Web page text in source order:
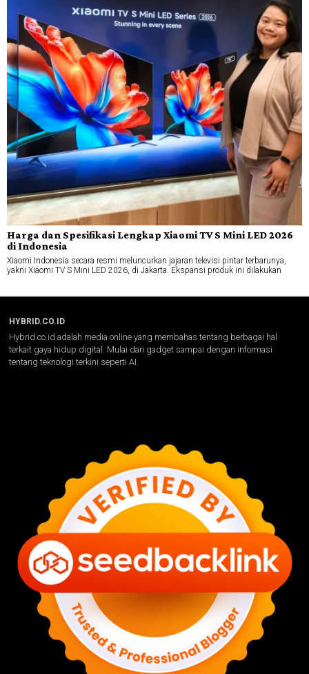
Harga dan Spesifikasi Lengkap Xiaomi TV S Mini LED 2026
di Indonesia
Xiaomi Indonesia secara resmi meluncurkan jajaran televisi pintar terbarunya,
yakni Xiaomi TV S Mini LED 2026, di Jakarta. Ekspansi produk ini dilakukan
HYBRID.CO.ID
Hybrid.co.id adalah media online yang membahas tentang berbagai hal
terkait gaya hidup digital. Mulai dari gadget sampai dengan informasi
tentang teknologi terkini seperti AI.